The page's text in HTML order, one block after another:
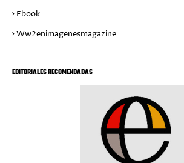
Ebook
Ww2enimagenesmagazine
EDITORIALES RECOMENDADAS